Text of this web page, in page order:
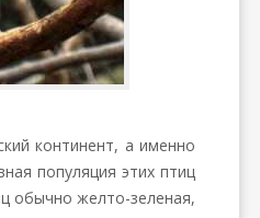
континент, а именно
популяция этих птиц
обычно желто-зеленая,